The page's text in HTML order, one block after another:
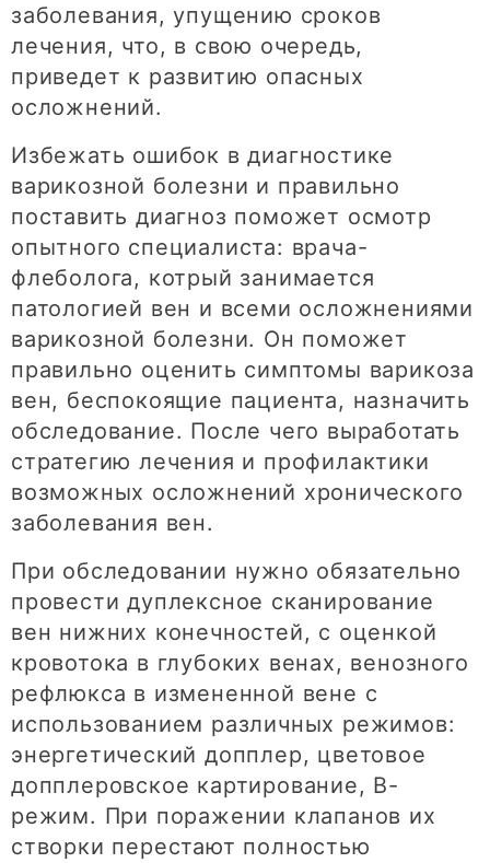
заболевания, упущению сроков
лечения, что, в свою очередь,
приведет к развитию опасных
осложнений.
Избежать ошибок в диагностике
варикозной болезни и правильно
поставить диагноз поможет осмотр
опытного специалиста: врача-
флеболога, котрый занимается
патологией вен и всеми осложнениями
варикозной болезни. Он поможет
правильно оценить симптомы варикоза
вен, беспокоящие пациента, назначить
обследование. После чего выработать
стратегию лечения и профилактики
возможных осложнений хронического
заболевания вен.
При обследовании нужно обязательно
провести дуплексное сканирование
вен нижних конечностей, с оценкой
кровотока в глубоких венах, венозного
рефлюкса в измененной вене с
использованием различных режимов:
энергетический допплер, цветовое
допплеровское картирование, В-
режим. При поражении клапанов их
створки перестают полностью